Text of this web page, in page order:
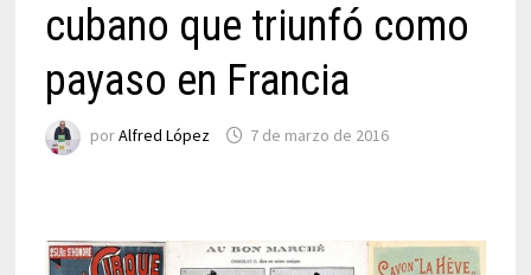
cubano que triunfó como
payaso en Francia
porAlfred López 7 de marzo de 2016